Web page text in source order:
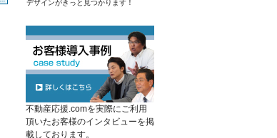
デザインがきっと見つかります！
不動産応援.comを実際にご利用
頂いたお客様のインタビューを掲
載しております。